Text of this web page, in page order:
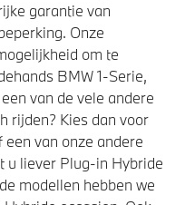
garantie van
Onze
om te
BMW 1-Serie,
van de vele andere
rijden? Kies dan voor
van onze andere
u liever Plug-in Hybride
modellen hebben we